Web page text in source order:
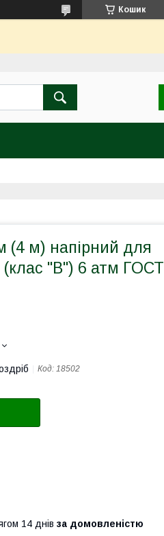
Кошик
(4 м) напірний для
(клас "В") 6 атм ГОСТ
Код: 18502
14 днів за домовленістю